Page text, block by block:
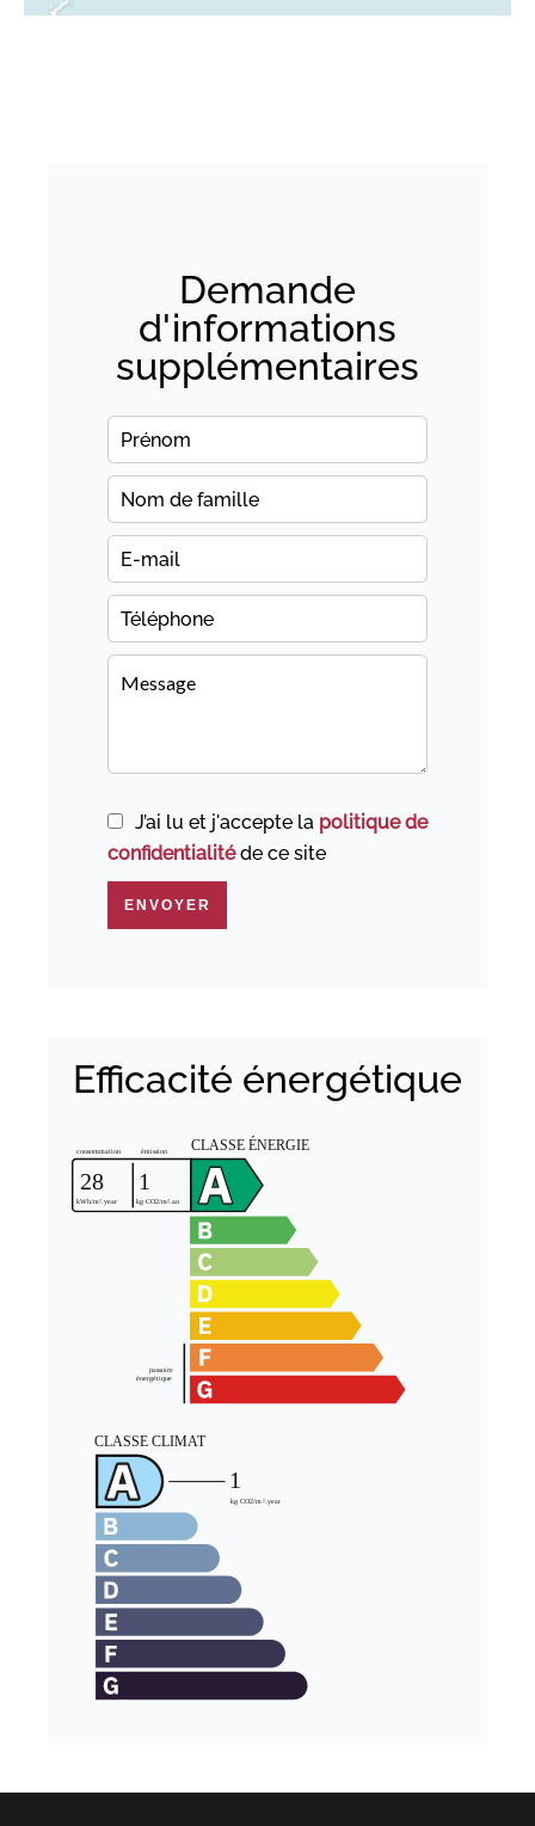
Demande
d'informations
supplémentaires
J’ai lu et j'accepte la politique de
confidentialitéde ce site
ENVOYER
Efficacité énergétique